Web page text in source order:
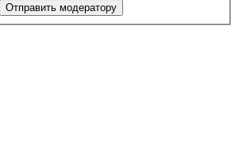
Отправить модератору